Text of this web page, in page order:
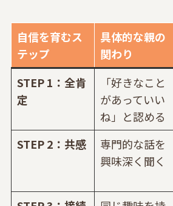
自信を育むス
テップ
具体的な親の
関わり
STEP 1：全肯
定
「好きなこと
があっていい
ね」と認める
STEP 2：共感
専門的な話を
興味深く聞く